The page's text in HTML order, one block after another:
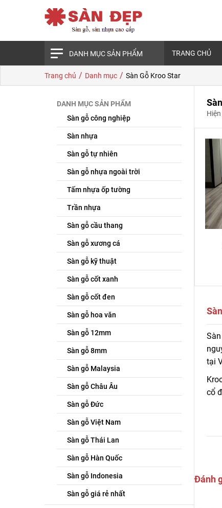
DANH MỤC SẢN PHẨM TRANG CHỦ
Trang chủ / Danh mục / Sàn Gỗ Kroo Star
DANH MỤC SẢN PHẨM
Sàn gỗ công nghiệp
Sàn nhựa
Sàn gỗ tự nhiên
Sàn gỗ nhựa ngoài trời
Tấm nhựa ốp tường
Trần nhựa
Sàn gỗ cầu thang
Sàn gỗ xương cá
Sàn gỗ kỹ thuật
Sàn gỗ cốt xanh
Sàn gỗ cốt đen
Sàn gỗ hoa văn
Sàn gỗ 12mm
Sàn gỗ 8mm
Sàn gỗ Malaysia
Sàn gỗ Châu Âu
Sàn gỗ Đức
Sàn gỗ Việt Nam
Sàn gỗ Thái Lan
Sàn gỗ Hàn Quốc
Sàn gỗ Indonesia
Sàn gỗ giá rẻ nhất
tại
cổ
Đánh